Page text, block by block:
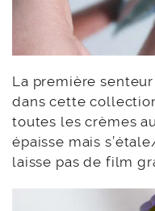
La première
dans cette
toutes les crèmes
épaisse mais
laisse pas de film